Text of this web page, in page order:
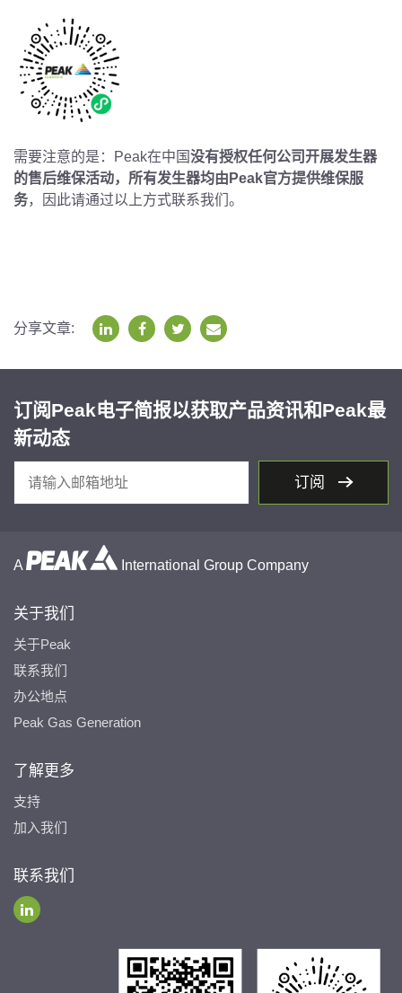
需要注意的是： Peak在中国没有授权任何公司开展发生器
的售后维保活动，所有发生器均由 Peak官方提供维保服
务，因此请通过以上方式联系我们。
分享文章:
订阅Peak电子简报以获取产品资讯和Peak最
新动态
订阅
A International Group Company
关于我们
关于Peak
联系我们
办公地点
Peak Gas Generation
了解更多
支持
加入我们
联系我们